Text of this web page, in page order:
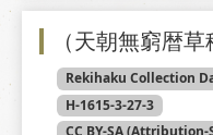
（天朝無窮暦草
H-1615-3-27-3